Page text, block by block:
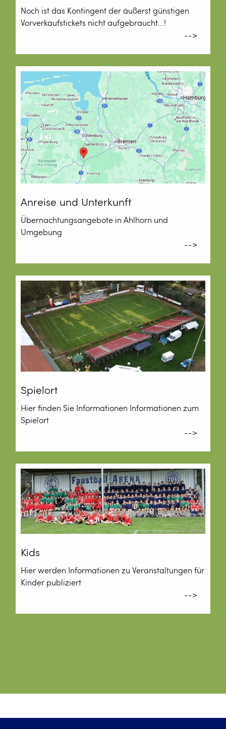
Noch ist das Kontingent der äußerst günstigen
Vorverkaufstickets nicht aufgebraucht...!
-->
Anreise und Unterkunft
Übernachtungsangebote in Ahlhorn und
Umgebung
-->
Spielort
Hier finden Sie Informationen Informationen zum
Spielort
-->
Kids
Hier werden Informationen zu Veranstaltungen für
Kinder publiziert
-->